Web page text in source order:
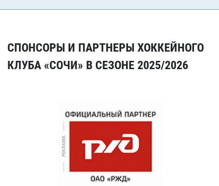
СПОНСОРЫ И ПАРТНЕРЫ ХОККЕЙНОГО
КЛУБА «СОЧИ» В СЕЗОНЕ 2025/2026